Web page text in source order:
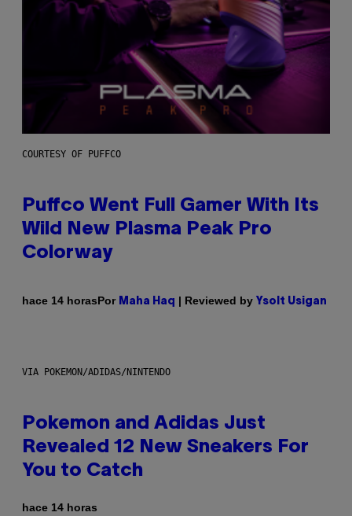
COURTESY OF PUFFCO
Puffco Went Full Gamer With Its
Wild New Plasma Peak Pro
Colorway
hace 14 horasPor Maha Haq | Reviewed by Ysolt Usigan
VIA POKEMON/ADIDAS/NINTENDO
Pokemon and Adidas Just
Revealed 12 New Sneakers For
You to Catch
hace 14 horas